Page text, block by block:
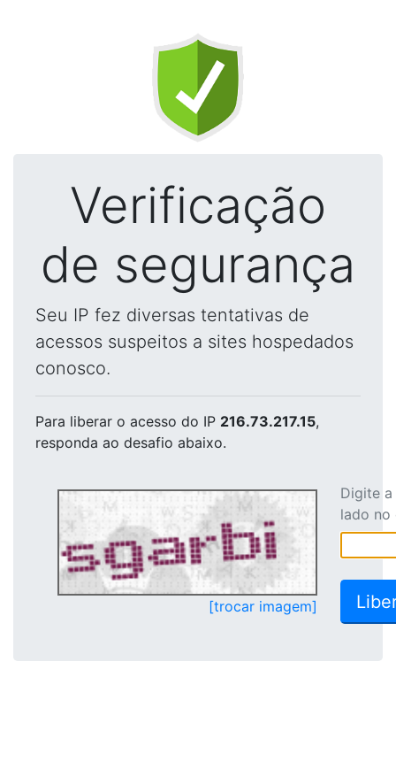
Verificação
de segurança
Seu IP fez diversas tentativas de
acessos suspeitos a sites hospedados
conosco.
Para liberar o acesso do IP 216.73.217.15,
responda ao desafio abaixo.
[trocar imagem]
Digite
lado no